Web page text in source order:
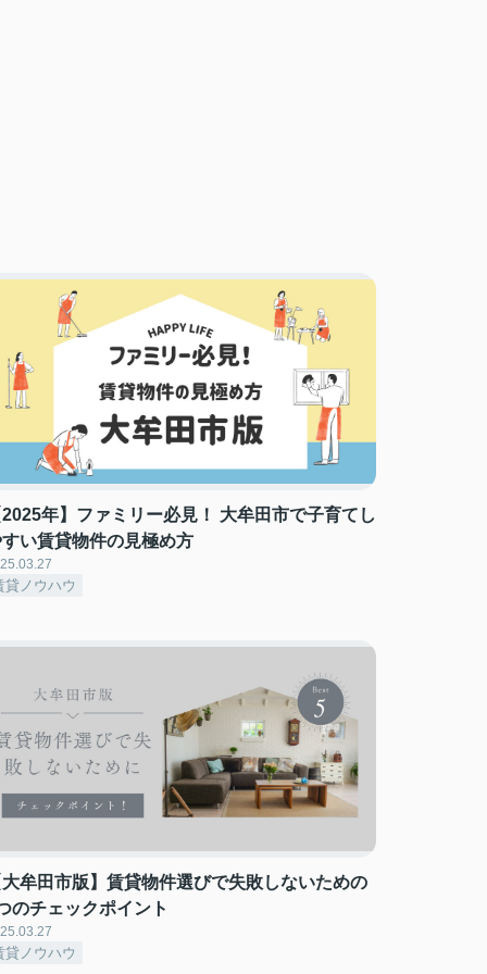
年】ファミリー必見！ 大牟田市で子育てし
い賃貸物件の見極め方
貸ノウハウ
牟田市版】賃貸物件選びで失敗しないための
のチェックポイント
貸ノウハウ